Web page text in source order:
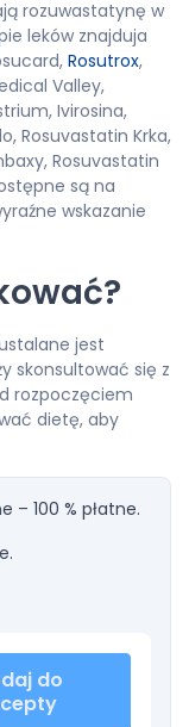
rozuwastatynę w
leków znajduja
Rosutrox,
Valley,
Ivirosina,
Rosuvastatin Krka,
Rosuvastatin
są na
wskazanie
jest
skonsultować się z
rozpoczęciem
dietę, aby
100 % płatne.
do